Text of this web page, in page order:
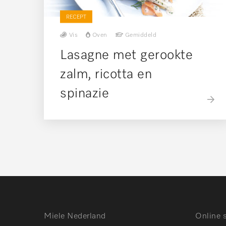
RECEPT
Vis Oven Gemiddeld
Lasagne met gerookte
zalm, ricotta en
spinazie
Miele Nederland Online